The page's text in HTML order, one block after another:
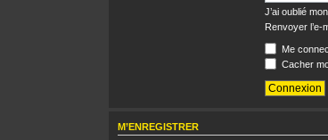
J’ai oublié
Renvoyer l’e-
Me
Cacher
M’ENREGISTRER